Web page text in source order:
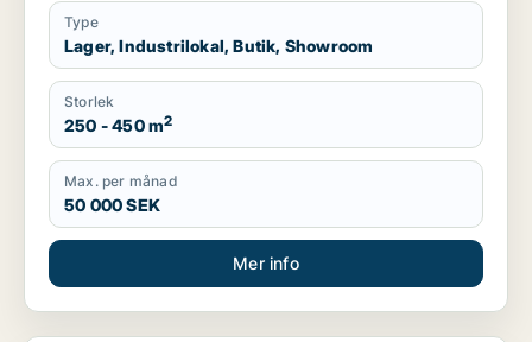
Type
Lager, Industrilokal, Butik, Showroom
Storlek
250 - 450 m2
Max. per månad
50 000 SEK
Mer info